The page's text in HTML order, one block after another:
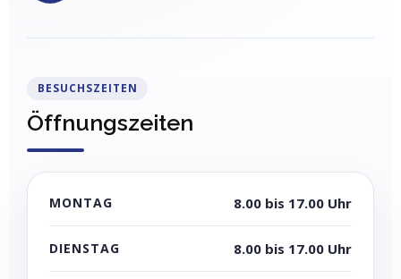
BESUCHSZEITEN
Öffnungszeiten
MONTAG 8.00 bis 17.00 Uhr
DIENSTAG 8.00 bis 17.00 Uhr